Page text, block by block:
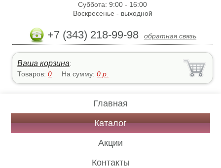
Суббота:9:00 - 16:00
Воскресенье - выходной
+7 (343) 218-99-98 обратная связь
Ваша корзина:
Товаров:0 На сумму:0 р.
Главная
Каталог
Акции
Контакты